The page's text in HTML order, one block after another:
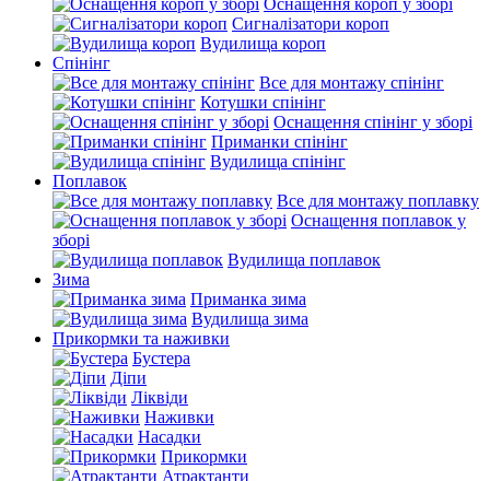
Оснащення короп у зборі
Сигналізатори короп
Вудилища короп
Спінінг
Все для монтажу спінінг
Котушки спінінг
Оснащення спінінг у зборі
Приманки спінінг
Вудилища спінінг
Поплавок
Все для монтажу поплавку
Оснащення поплавок у
зборі
Вудилища поплавок
Зима
Приманка зима
Вудилища зима
Прикормки та наживки
Бустера
Діпи
Ліквіди
Наживки
Насадки
Прикормки
Атрактанти